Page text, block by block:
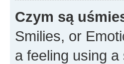
Czym są
Smilies, or
a feeling using